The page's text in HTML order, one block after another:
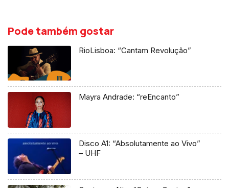
Pode também gostar
RioLisboa: “Cantam Revolução”
Mayra Andrade: “reEncanto”
Disco A1: “Absolutamente ao Vivo”
– UHF